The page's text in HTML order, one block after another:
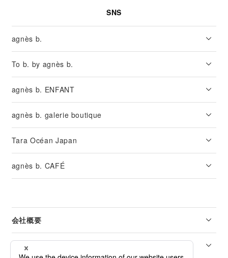
SNS
agnès b.
To b. by agnès b.
agnès b. ENFANT
agnès b. galerie boutique
Tara Océan Japan
agnès b. CAFÉ
会社概要
リーガル